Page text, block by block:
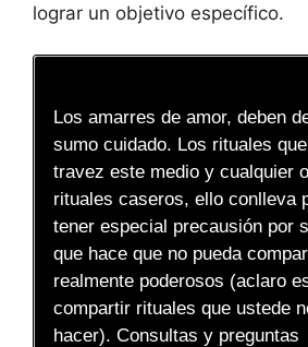
lograr un objetivo específico.
Los amarres de amor, deben
sumo cuidado. Los rituales
travez este medio y cualquier
rituales caseros, ello conlleva
tener especial precausión por
que hace que no pueda
realmente poderosos (aclaro
compartir rituales que ustede
hacer). Consultas y preguntas